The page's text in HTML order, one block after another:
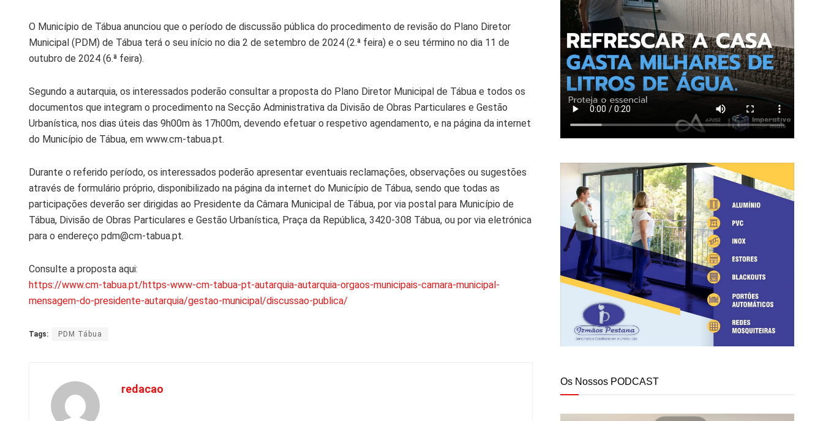
O Município de Tábua anunciou que o período de discussão pública do procedimento de revisão do Plano Diretor
Municipal (PDM) de Tábua terá o seu início no dia 2 de setembro de 2024 (2.ª feira) e o seu término no dia 11 de
outubro de 2024 (6.ª feira).
Segundo a autarquia, os interessados poderão consultar a proposta do Plano Diretor Municipal de Tábua e todos os
documentos que integram o procedimento na Secção Administrativa da Divisão de Obras Particulares e Gestão
Urbanística, nos dias úteis das 9h00m às 17h00m, devendo efetuar o respetivo agendamento, e na página da internet
do Município de Tábua, em www.cm-tabua.pt.
Durante o referido período, os interessados poderão apresentar eventuais reclamações, observações ou sugestões
através de formulário próprio, disponibilizado na página da internet do Município de Tábua, sendo que todas as
participações deverão ser dirigidas ao Presidente da Câmara Municipal de Tábua, por via postal para Município de
Tábua, Divisão de Obras Particulares e Gestão Urbanística, Praça da República, 3420-308 Tábua, ou por via eletrónica
para o endereço pdm@cm-tabua.pt.
Consulte a proposta aqui:
https://www.cm-tabua.pt/https-www-cm-tabua-pt-autarquia-autarquia-orgaos-municipais-camara-municipal-
mensagem-do-presidente-autarquia/gestao-municipal/discussao-publica/
Tags: PDM Tábua
redacao
Os Nossos PODCAST